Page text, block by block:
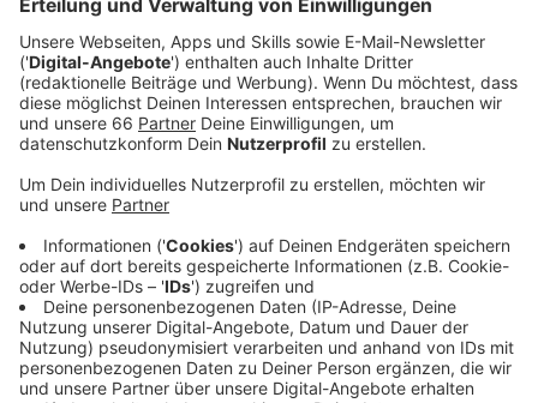
Weißrussland
Gruppe B: Österreich, Nordmazedonien,
Tschechien, Ukraine
Gruppe C:Deutschland, Lettland, Niederlande,
Spanien
Gruppe D: Norwegen, Bosnien-Herzegowina,
Frankreich, Portugal
Gruppe E: Dänemark, Island, Russland, Ungarn
Gruppe F: Schweden, Polen, Schweiz, Slowenien
Anzeige